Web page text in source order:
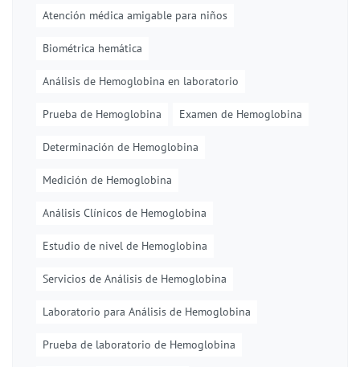
Atención médica amigable para niños
Biométrica hemática
Análisis de Hemoglobina en laboratorio
Prueba de Hemoglobina Examen de Hemoglobina
Determinación de Hemoglobina
Medición de Hemoglobina
Análisis Clínicos de Hemoglobina
Estudio de nivel de Hemoglobina
Servicios de Análisis de Hemoglobina
Laboratorio para Análisis de Hemoglobina
Prueba de laboratorio de Hemoglobina